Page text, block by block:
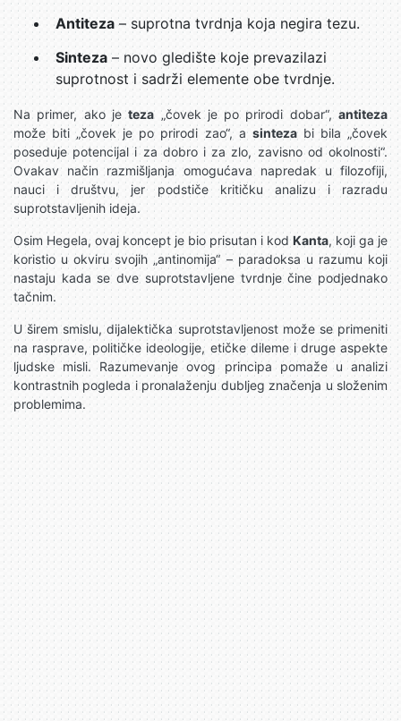
Antiteza – suprotna tvrdnja koja negira tezu.
Sinteza – novo gledište koje prevazilazi
suprotnost i sadrži elemente obe tvrdnje.
Na primer, ako jeteza„čovek je po prirodi dobar“,antiteza
može biti „čovek je po prirodi zao“, a sintezabi bila „čovek
poseduje potencijal i za dobro i za zlo, zavisno od okolnosti“.
Ovakav način razmišljanja omogućava napredak u filozofiji,
nauci i društvu, jer podstiče kritičku analizu i razradu
suprotstavljenih ideja.
Osim Hegela, ovaj koncept je bio prisutan i kodKanta, koji ga je
koristio u okviru svojih „antinomija“ – paradoksa u razumu koji
nastaju kada se dve suprotstavljene tvrdnje čine podjednako
tačnim.
U širem smislu, dijalektička suprotstavljenost može se primeniti
na rasprave, političke ideologije, etičke dileme i druge aspekte
ljudske misli. Razumevanje ovog principa pomaže u analizi
kontrastnih pogleda i pronalaženju dubljeg značenja u složenim
problemima.